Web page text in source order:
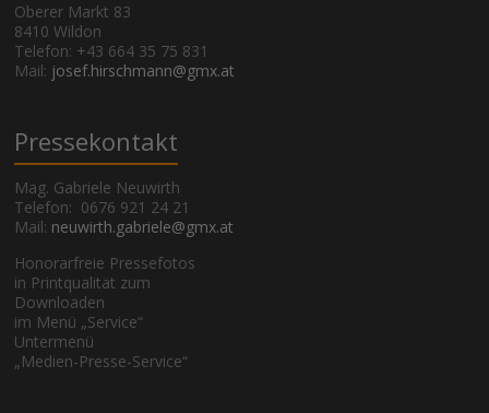
Oberer Markt 83
8410 Wildon
Telefon: +43 664 35 75 831
Mail: josef.hirschmann@gmx.at
Pressekontakt
Mag. Gabriele Neuwirth
Telefon: 0676 921 24 21
Mail: neuwirth.gabriele@gmx.at
Honorarfreie Pressefotos
in Printqualität zum
Downloaden
im Menü „Service“
Untermenü
„Medien-Presse-Service“